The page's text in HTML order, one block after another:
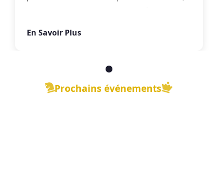
le club propose une offre complète
de jeu libre dans une ambiance conviviale.
En Savoir Plus
Prochains événements